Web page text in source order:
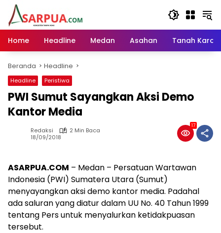
Langsung
konten
Home
Headline Medan Asahan Tanah Karo
Beranda Headline
Headline Peristiwa
PWI Sumut Sayangkan Aksi Demo
Kantor Media
Redaksi
2 Min Baca
18/09/2018
17
ASARPUA.COM – Medan – Persatuan Wartawan
Indonesia (PWI) Sumatera Utara (Sumut)
menyayangkan aksi demo kantor media. Padahal
ada saluran yang diatur dalam UU No. 40 Tahun 1999
tentang Pers untuk menyalurkan ketidakpuasan
tersebut.